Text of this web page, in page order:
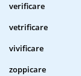
verificare
vetrificare
vivificare
zoppicare